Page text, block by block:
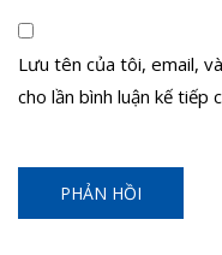
Lưu tên của tôi, email,
cho lần bình luận kế tiếp